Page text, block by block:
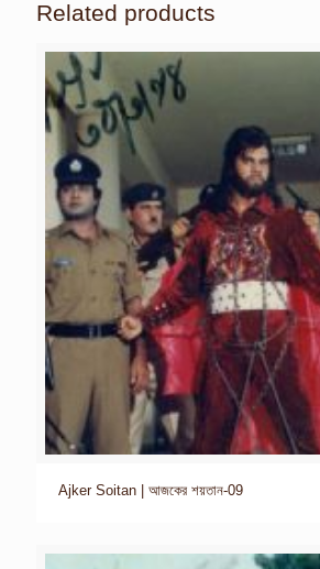
Related products
Ajker Soitan | আজকের শয়তান-09